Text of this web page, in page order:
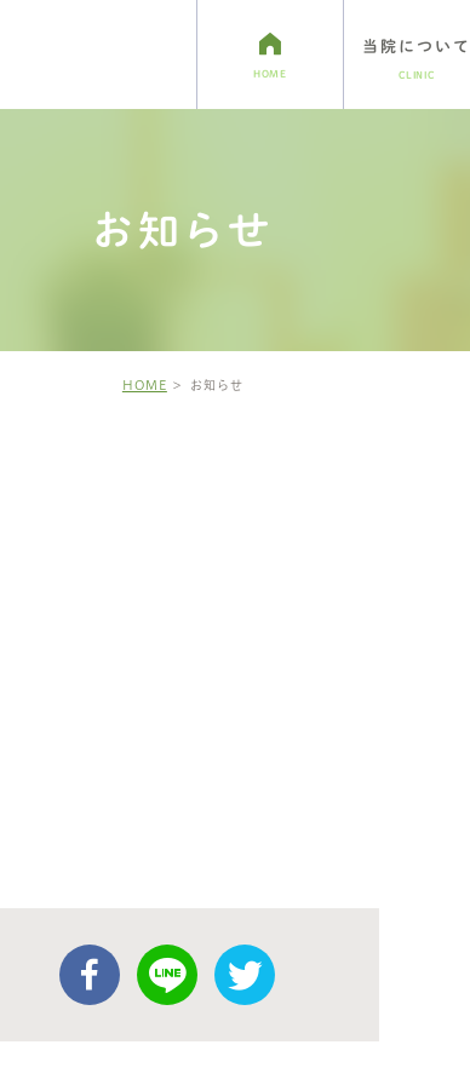
HOME
当院について
CLINIC
アクセス・診療時間
小児歯科
お知らせ
HOME お知らせ